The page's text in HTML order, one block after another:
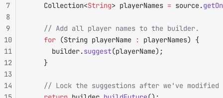
		Collection<
String> playerNames = source.
		// Add all player names to the builder.
		for
(String playerName :
playerNames) {
			builder.
suggest(playerName);
		}
// Lock the suggestions after we've modified
7
8
9
10
11
12
13
14